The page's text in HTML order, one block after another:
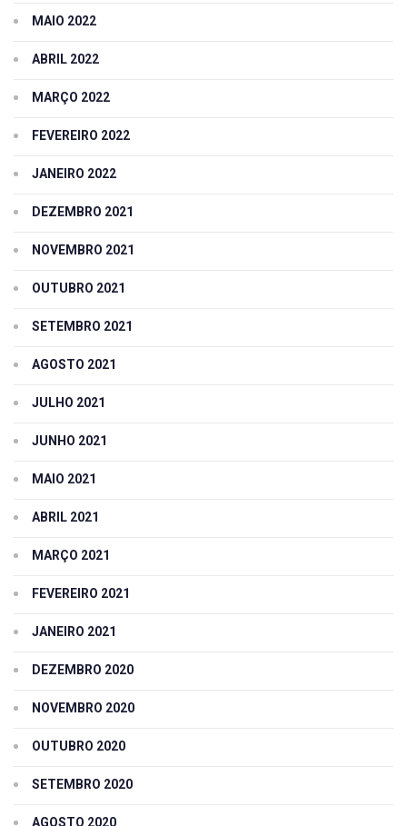
MAIO 2022
ABRIL 2022
MARÇO 2022
FEVEREIRO 2022
JANEIRO 2022
DEZEMBRO 2021
NOVEMBRO 2021
OUTUBRO 2021
SETEMBRO 2021
AGOSTO 2021
JULHO 2021
JUNHO 2021
MAIO 2021
ABRIL 2021
MARÇO 2021
FEVEREIRO 2021
JANEIRO 2021
DEZEMBRO 2020
NOVEMBRO 2020
OUTUBRO 2020
SETEMBRO 2020
AGOSTO 2020